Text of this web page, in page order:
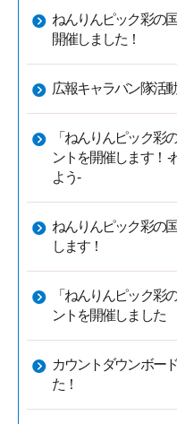
ねんりんピック彩の
開催しました！
広報キャラバン隊活動
「ねんりんピック彩
ントを開催します！
よう-
ねんりんピック彩の
します！
「ねんりんピック彩
ントを開催しました
カウントダウンボー
た！